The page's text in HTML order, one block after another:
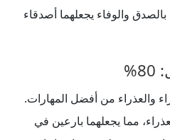
بالصدق والوفاء يجعلهما أصدقاء
والعذراء من أفضل المهارات.
مما يجعلهما بارعين في